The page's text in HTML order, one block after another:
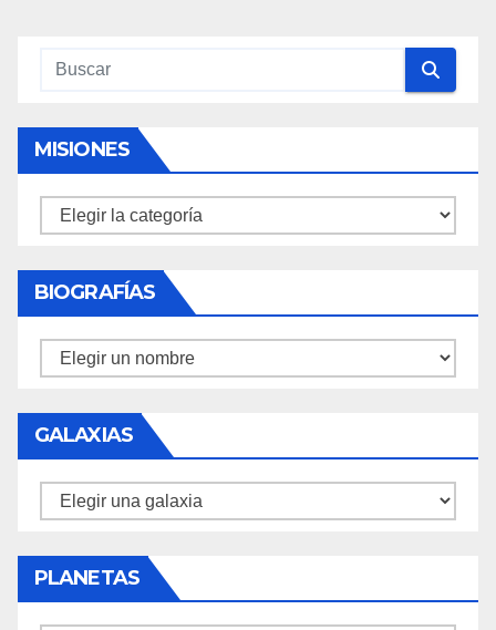
MISIONES
Misiones
BIOGRAFÍAS
Biografías
GALAXIAS
Galaxias
PLANETAS